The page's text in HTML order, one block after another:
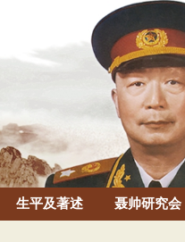
生平及著述 聂帅研究会